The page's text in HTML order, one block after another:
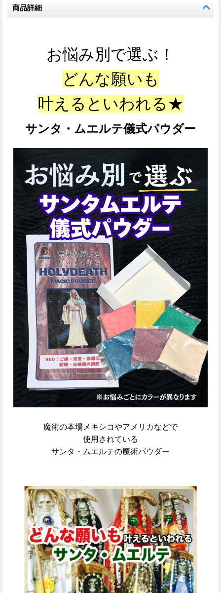
商品詳細
お悩み別で選ぶ！
どんな願いも
叶えるといわれる★
サンタ・ムエルテ儀式パウダー
魔術の本場メキシコやアメリカなどで
使用されている
サンタ・ムエルテの魔術パウダー